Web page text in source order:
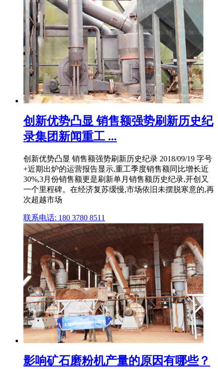
创新优势凸显 销售额强势刷新历史纪
录集团新闻重工 ...
创新优势凸显 销售额强势刷新历史纪录 2018/09/19 字号
+近期出炉的运营报告显示,重工季度销售额同比增长近
30%,3月份销售额更是刷新单月销售额历史纪录,开创又
一个里程碑。在经济复苏缓慢,市场依旧未摆脱寒意的,再
次超越市场
联系电话: 180 3780 8511
影响矿石磨粉机产量的原因有哪些？